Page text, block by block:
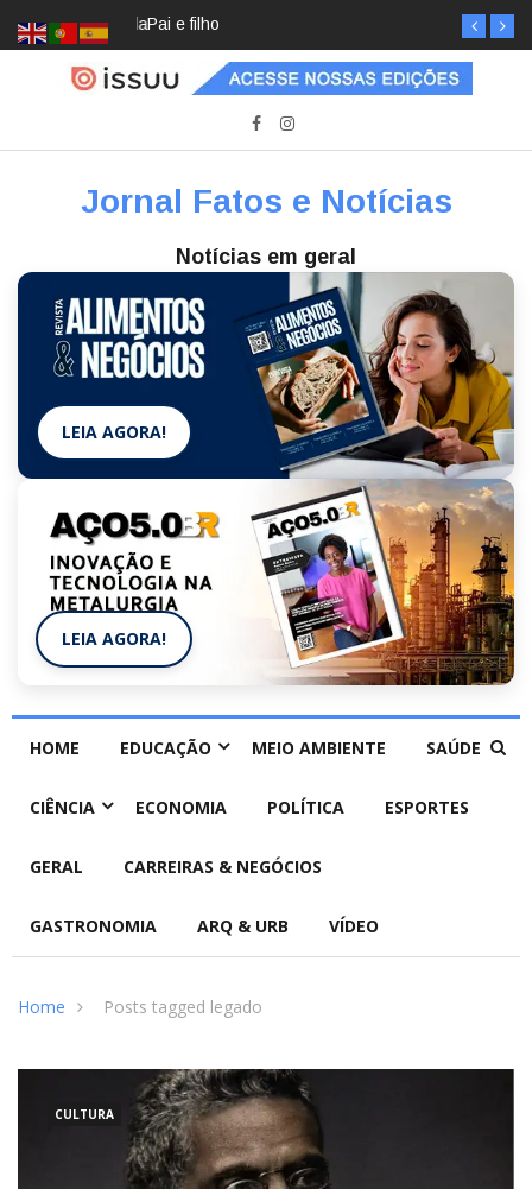
Pai e filho
Jornal Fatos e Notícias
Notícias em geral
LEIA AGORA!
LEIA AGORA!
HOME EDUCAÇÃO MEIO AMBIENTE SAÚDE
CIÊNCIA ECONOMIA POLÍTICA ESPORTES
GERAL CARREIRAS & NEGÓCIOS
GASTRONOMIA ARQ & URB VÍDEO
Home Posts tagged legado
CULTURA